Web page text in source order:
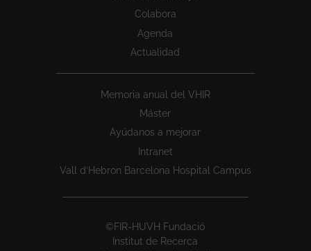
Colabora
Agenda
Actualidad
Memoria anual del VHIR
Máster
Ayúdanos a mejorar
Intranet
Vall d’Hebron Barcelona Hospital Campus
©FIR-HUVH Fundació
Institut de Recerca